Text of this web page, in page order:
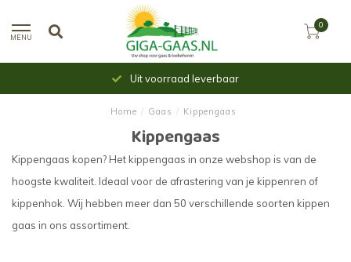
MENU
0
Uit voorraad leverbaar
Home / Gaas / Kippengaas
Kippengaas
Kippengaas kopen? Het kippengaas in onze webshop is van de
hoogste kwaliteit. Ideaal voor de afrastering van je kippenren of
kippenhok. Wij hebben meer dan 50 verschillende soorten kippen
gaas in ons assortiment.